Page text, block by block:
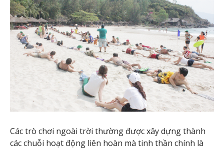
Các trò chơi ngoài trời thường được xây dựng thành
các chuỗi hoạt động liên hoàn mà tinh thần chính là